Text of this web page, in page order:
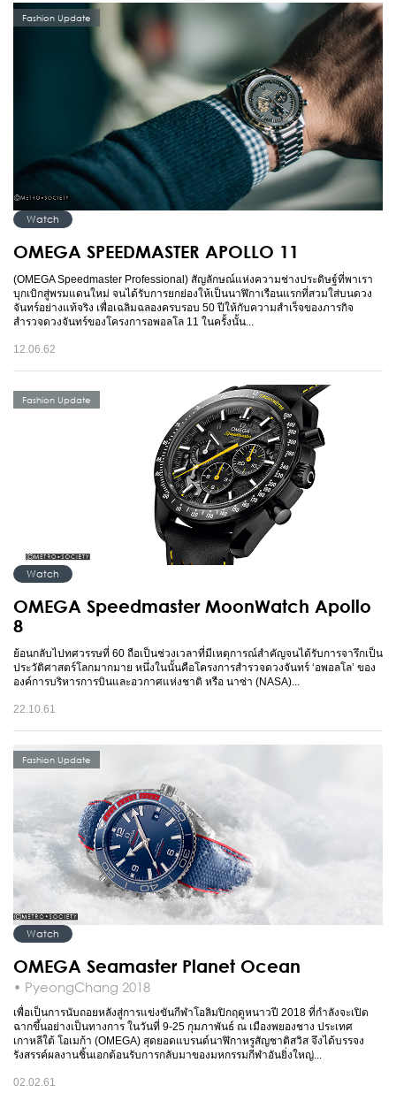
Fashion Update
Watch
OMEGA SPEEDMASTER APOLLO 11
(OMEGA Speedmaster Professional) สัญลักษณ์แห่งความช่างประดิษฐ์ที่พาเรา
บุกเบิกสู่พรมแดนใหม่ จนได้รับการยกย่องให้เป็นนาฬิกาเรือนแรกที่สวมใส่บนดวง
จันทร์อย่างแท้จริง เพื่อเฉลิมฉลองครบรอบ 50 ปีให้กับความสำเร็จของภารกิจ
สำรวจดวงจันทร์ของโครงการอพอลโล 11 ในครั้งนั้น...
12.06.62
Fashion Update
Watch
OMEGA Speedmaster MoonWatch Apollo
8
ย้อนกลับไปทศวรรษที่ 60 ถือเป็นช่วงเวลาที่มีเหตุการณ์สำคัญจนได้รับการจารึกเป็น
ประวัติศาสตร์โลกมากมาย หนึ่งในนั้นคือโครงการสำรวจดวงจันทร์ ‘อพอลโล’ ของ
องค์การบริหารการบินและอวกาศแห่งชาติ หรือ นาซ่า (NASA)...
22.10.61
Fashion Update
Watch
OMEGA Seamaster Planet Ocean
• PyeongChang 2018
เพื่อเป็นการนับถอยหลังสู่การแข่งขันกีฬาโอลิมปิกฤดูหนาวปี 2018 ที่กำลังจะเปิด
ฉากขึ้นอย่างเป็นทางการ ในวันที่ 9-25 กุมภาพันธ์ ณ เมืองพยองชาง ประเทศ
เกาหลีใต้ โอเมก้า (OMEGA) สุดยอดแบรนด์นาฬิกาหรูสัญชาติสวิส จึงได้บรรจง
รังสรรค์ผลงานชิ้นเอกต้อนรับการกลับมาของมหกรรมกีฬาอันยิ่งใหญ่...
02.02.61